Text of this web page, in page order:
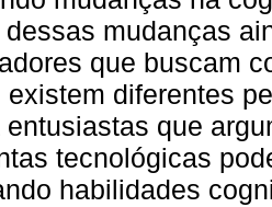
mudanças
que buscam
existem diferentes
entusiastas que
tecnológicas
habilidades